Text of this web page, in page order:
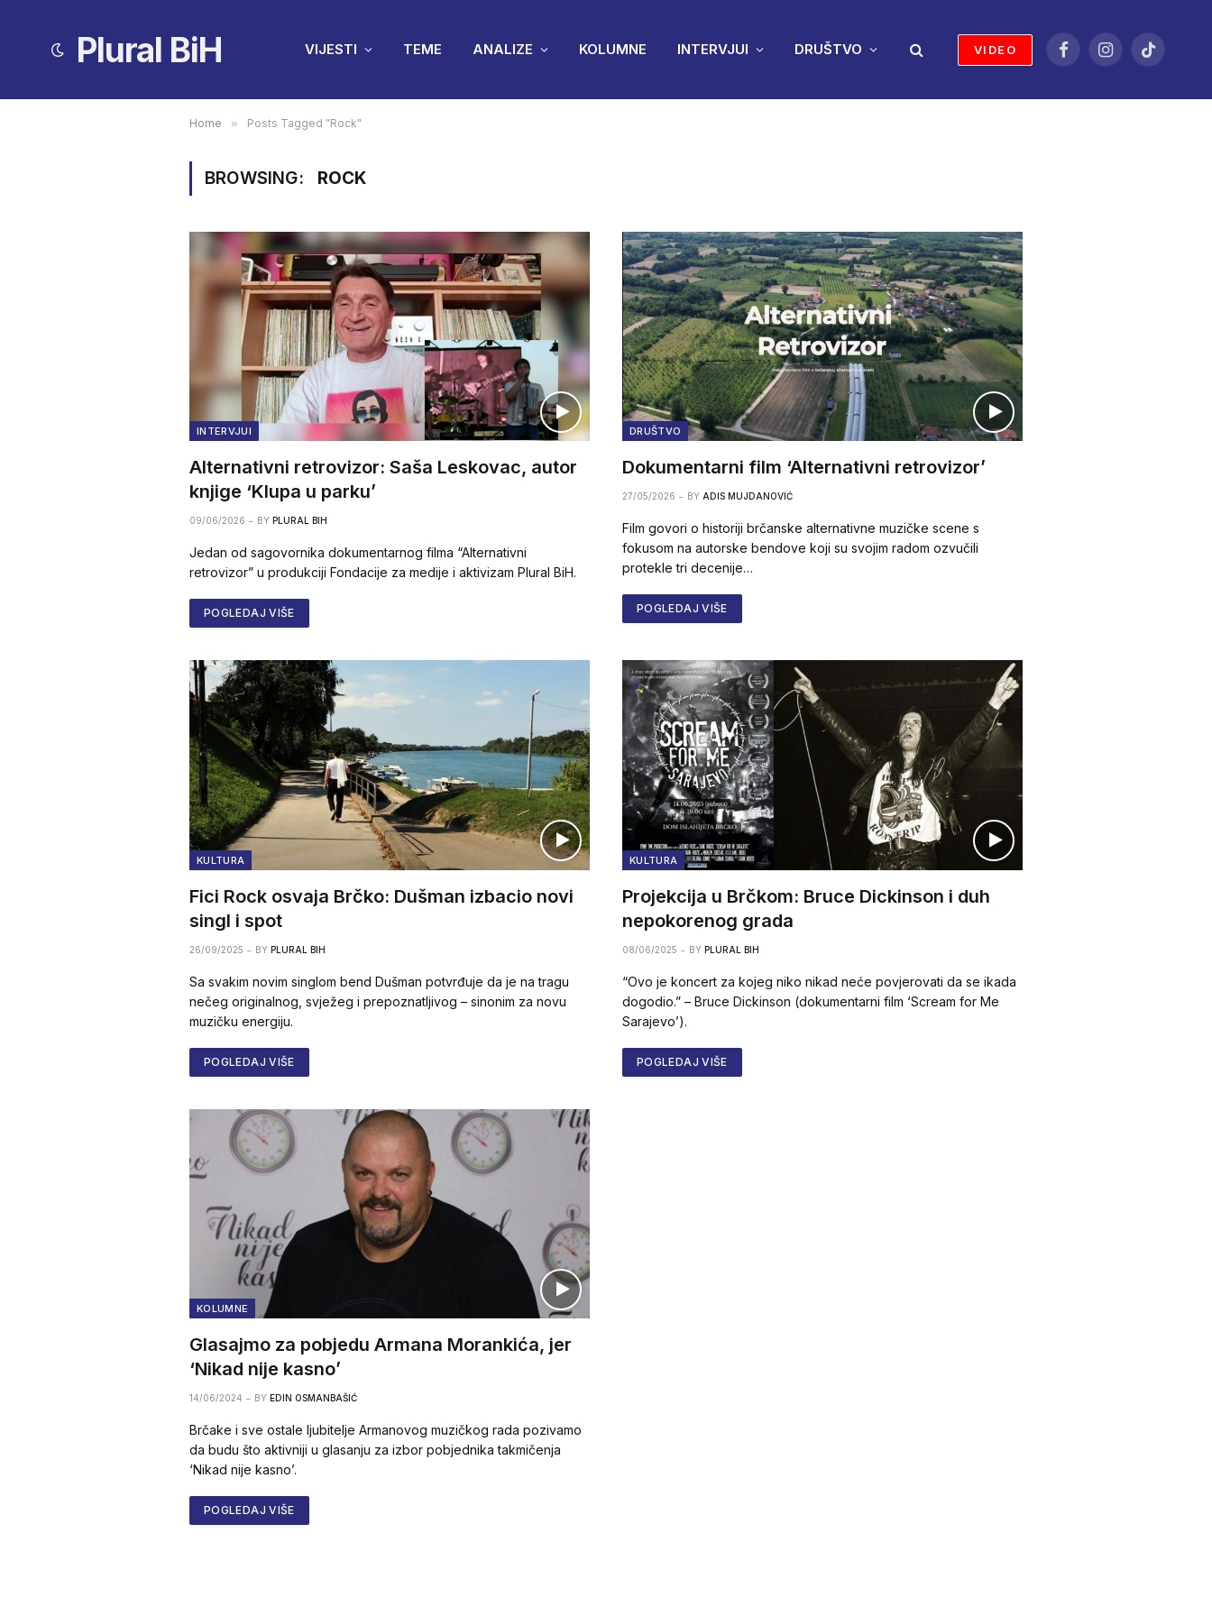
Plural BiH VIJESTI TEME ANALIZE KOLUMNE INTERVJUI DRUŠTVO VIDEO
FacebookInstagramTikTok
Home » Posts Tagged "Rock"
BROWSING: ROCK
INTERVJUI
Alternativni retrovizor: Saša Leskovac, autor
knjige ‘Klupa u parku’
09/06/2026 BY PLURAL BIH
Jedan od sagovornika dokumentarnog filma “Alternativni
retrovizor” u produkciji Fondacije za medije i aktivizam Plural BiH.
POGLEDAJ VIŠE
DRUŠTVO
Dokumentarni film ‘Alternativni retrovizor’
27/05/2026 BY ADIS MUJDANOVIĆ
Film govori o historiji brčanske alternativne muzičke scene s
fokusom na autorske bendove koji su svojim radom ozvučili
protekle tri decenije…
POGLEDAJ VIŠE
KULTURA
Fici Rock osvaja Brčko: Dušman izbacio novi
singl i spot
26/09/2025 BY PLURAL BIH
Sa svakim novim singlom bend Dušman potvrđuje da je na tragu
nečeg originalnog, svježeg i prepoznatljivog – sinonim za novu
muzičku energiju.
POGLEDAJ VIŠE
KULTURA
Projekcija u Brčkom: Bruce Dickinson i duh
nepokorenog grada
08/06/2025 BY PLURAL BIH
“Ovo je koncert za kojeg niko nikad neće povjerovati da se ikada
dogodio.” – Bruce Dickinson (dokumentarni film ‘Scream for Me
Sarajevo’).
POGLEDAJ VIŠE
KOLUMNE
Glasajmo za pobjedu Armana Morankića, jer
‘Nikad nije kasno’
14/06/2024 BY EDIN OSMANBAŠIĆ
Brčake i sve ostale ljubitelje Armanovog muzičkog rada pozivamo
da budu što aktivniji u glasanju za izbor pobjednika takmičenja
‘Nikad nije kasno’.
POGLEDAJ VIŠE